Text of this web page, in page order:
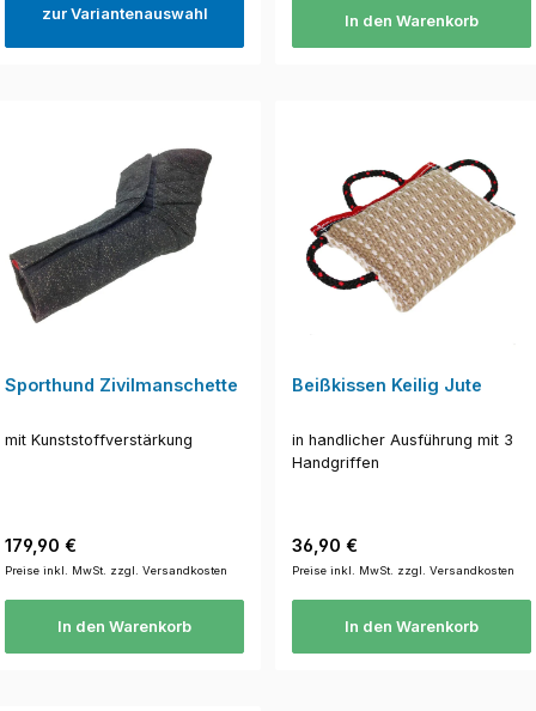
zur Variantenauswahl In den Warenkorb
Sporthund Zivilmanschette
mit Kunststoffverstärkung
Regulärer Preis:
179,90 €
Preise inkl. MwSt. zzgl. Versandkosten
In den Warenkorb
Beißkissen Keilig Jute
in handlicher Ausführung mit 3
Handgriffen
Regulärer Preis:
36,90 €
Preise inkl. MwSt. zzgl. Versandkosten
In den Warenkorb